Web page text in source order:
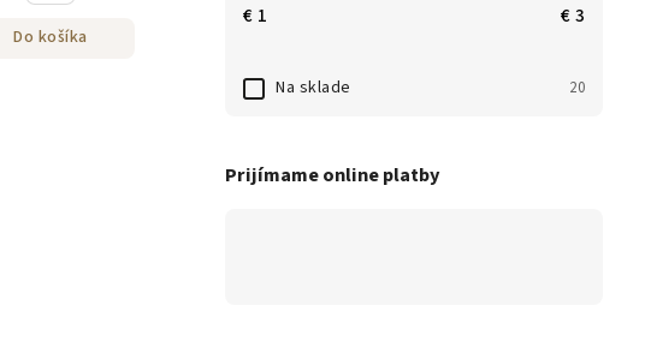
€ 1 €3
Na sklade 20
Prijímame online platby
Do košíka